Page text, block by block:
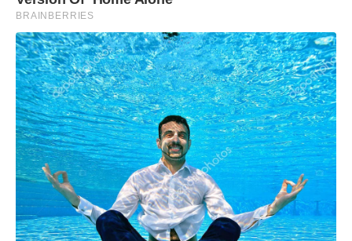
BRAINBERRIES